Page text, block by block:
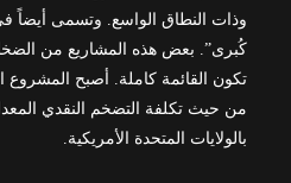
وذات النطاق الواسع. وتسمى أيضاً
كُبرى”. بعض هذه المشاريع من
تكون القائمة كاملة. أصبح المشروع
من حيث تكلفة التضخم النقدي
بالولايات المتحدة الأمريكية.